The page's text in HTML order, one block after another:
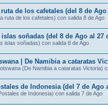
de los cafetales (del 8 de Ago
ruta de los cafetales) con salida 8 de Ago
soñadas (del 8 de Ago al 27
islas soñadas) con salida 8 de Ago
| De Namibia a cataratas
(De Namibia a cataratas Victoria)
de Indonesia (del 7 de Ago
de Indonesia) con salida 7 de Ago